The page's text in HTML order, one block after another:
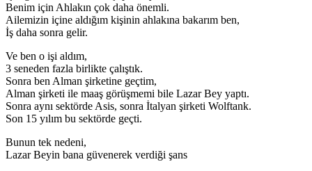
Benim için Ahlakın çok daha önemli.
Ailemizin içine aldığım kişinin ahlakına bakarım ben,
İş daha sonra gelir.
Ve ben o işi aldım,
3 seneden fazla birlikte çalıştık.
Sonra ben Alman şirketine geçtim,
Alman şirketi ile maaş görüşmemi bile Lazar Bey yaptı.
Sonra aynı sektörde Asis, sonra İtalyan şirketi Wolftank.
Son 15 yılım bu sektörde geçti.
Bunun tek nedeni,
Lazar Beyin bana güvenerek verdiği şans